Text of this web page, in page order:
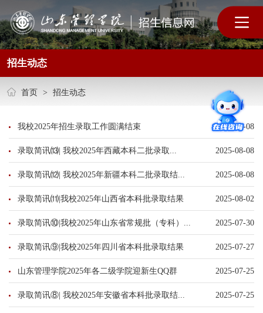
招生动态
首页 > 招生动态
我校2025年招生录取工作圆满结束 2025-08-08
录取简讯⒀​| 我校2025年西藏本科二批录取... 2025-08-08
录取简讯⑿| 我校2025年新疆本科二批录取结... 2025-08-08
录取简讯⑾|我校2025年山西省本科批录取结果 2025-08-02
录取简讯⑩|我校2025年山东省常规批（专科）... 2025-07-30
录取简讯⑨|我校2025年四川省本科批录取结果 2025-07-27
山东管理学院2025年各二级学院迎新生QQ群 2025-07-25
录取简讯⑧| 我校2025年安徽省本科批录取结... 2025-07-25